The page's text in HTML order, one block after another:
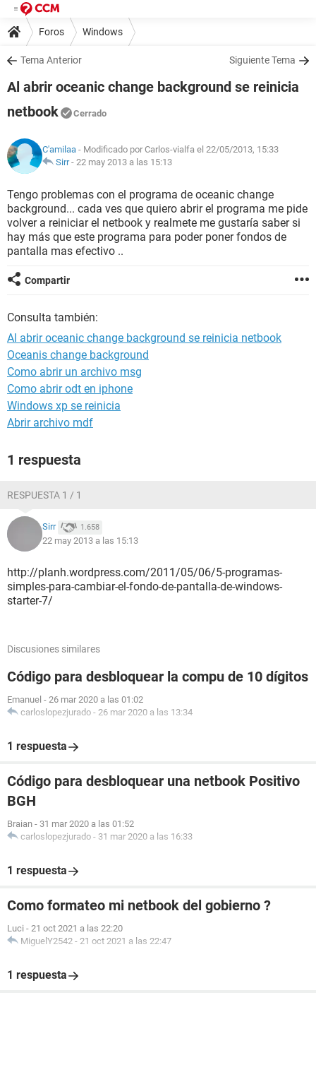
Foros Windows
Tema Anterior Siguiente Tema
Al abrir oceanic change background se reinicia
netbook
Cerrado
C'amilaa - Modificado por Carlos-vialfa el 22/05/2013, 15:33
Sirr- 22 may 2013 a las 15:13
Tengo problemas con el programa de oceanic change
background... cada ves que quiero abrir el programa me pide
volver a reiniciar el netbook y realmete me gustaría saber si
hay más que este programa para poder poner fondos de
pantalla mas efectivo ..
Compartir
Consulta también:
Al abrir oceanic change background se reinicia netbook
Oceanis change background
Como abrir un archivo msg
Como abrir odt en iphone
Windows xp se reinicia
Abrir archivo mdf
1 respuesta
RESPUESTA 1 / 1
Sirr 1.658
22 may 2013 a las 15:13
http://planh.wordpress.com/2011/05/06/5-programas-
simples-para-cambiar-el-fondo-de-pantalla-de-windows-
starter-7/
Discusiones similares
Código para desbloquear la compu de 10 dígitos
Emanuel - 26 mar 2020 a las 01:02
carloslopezjurado - 26 mar 2020 a las 13:34
1 respuesta
Código para desbloquear una netbook Positivo
BGH
Braian - 31 mar 2020 a las 01:52
carloslopezjurado - 31 mar 2020 a las 16:33
1 respuesta
Como formateo mi netbook del gobierno ?
Luci - 21 oct 2021 a las 22:20
MiguelY2542 - 21 oct 2021 a las 22:47
1 respuesta